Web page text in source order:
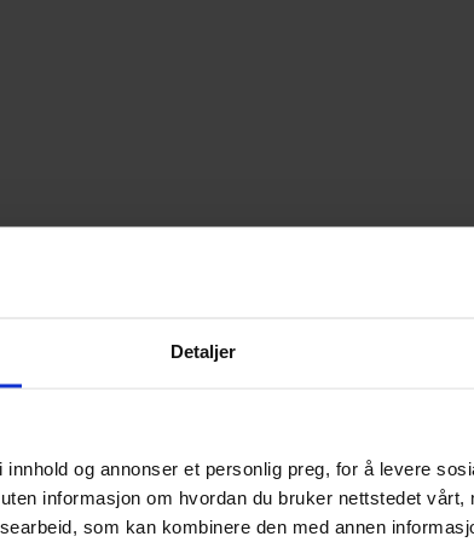
Detaljer
og annonser et personlig preg, for å levere
informasjon om hvordan du bruker nettstedet vårt,
som kan kombinere den med annen